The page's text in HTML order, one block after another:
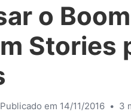
o
Stories
Publicado em 14/11/2016 • 3